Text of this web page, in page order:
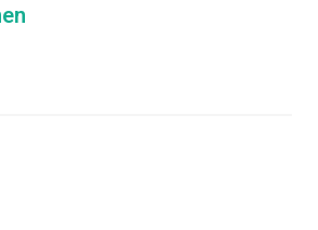
meer rust, kracht en